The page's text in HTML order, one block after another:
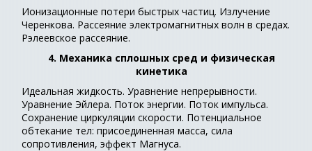
Ионизационные потери быстрых частиц. Излучение
Черенкова. Рассеяние электромагнитных волн в средах.
Рэлеевское рассеяние.
4. Механика сплошных сред и физическая
кинетика
Идеальная жидкость. Уравнение непрерывности.
Уравнение Эйлера. Поток энергии. Поток импульса.
Сохранение циркуляции скорости. Потенциальное
обтекание тел: присоединенная масса, сила
сопротивления, эффект Магнуса.